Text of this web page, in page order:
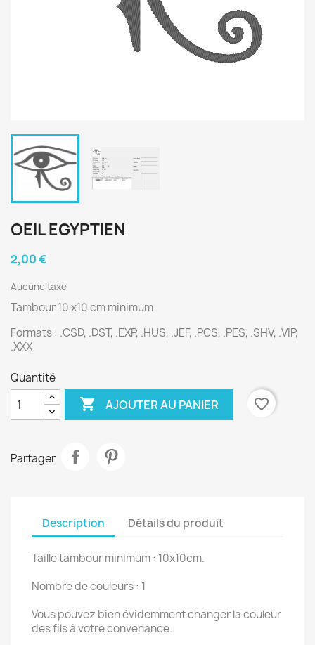
OEIL EGYPTIEN
2,00 €
Aucune taxe
Tambour 10 x10 cm minimum
Formats : .CSD, .DST, .EXP, .HUS, .JEF, .PCS, .PES, .SHV, .VIP,
.XXX
Quantité
 AJOUTER AU PANIER favorite_border
Partager
Description Détails du produit
Taille tambour minimum : 10x10cm.
Nombre de couleurs : 1
Vous pouvez bien évidemment changer la couleur
des fils à votre convenance.